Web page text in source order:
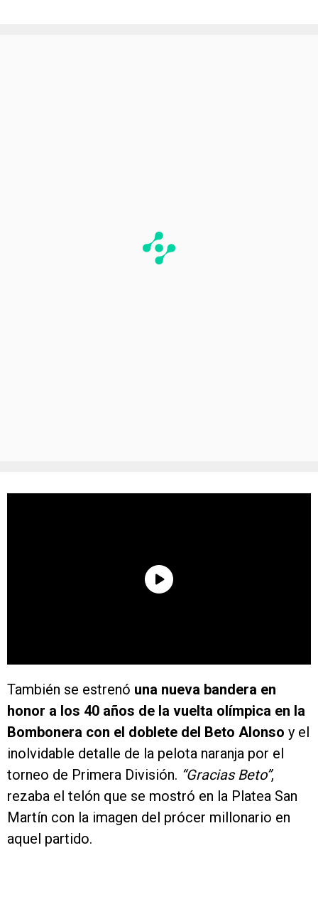
También se estrenó una nueva bandera en
honor a los 40 años de la vuelta olímpica en la
Bombonera con el doblete del Beto Alonso y el
inolvidable detalle de la pelota naranja por el
torneo de Primera División. “Gracias Beto”,
rezaba el telón que se mostró en la Platea San
Martín con la imagen del prócer millonario en
aquel partido.